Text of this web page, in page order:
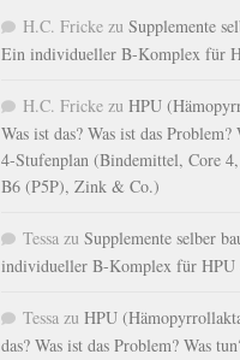
H.C. Fricke zu Supplemente
Ein individueller B-Komplex für
H.C. Fricke zu HPU
Was ist das? Was ist das Problem?
4-Stufenplan (Bindemittel, Core
B6 (P5P), Zink & Co.)
Tessa zu Supplemente selber
individueller B-Komplex für HPU
Tessa zu HPU
das? Was ist das Problem? Was